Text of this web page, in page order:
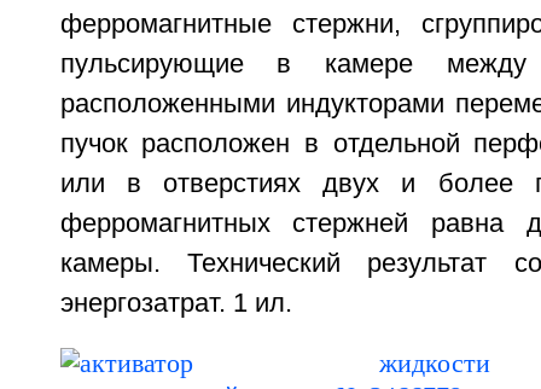
ферромагнитные стержни,
пульсирующие в камере между
расположенными индукторами
пучок расположен в отдельной
или в отверстиях двух и более
ферромагнитных стержней равна
камеры. Технический результат
энергозатрат. 1 ил.